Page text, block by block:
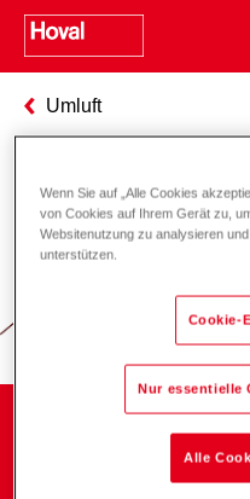
Umluft
Wenn Sie auf „Alle Cookies
von Cookies auf Ihrem Gerät zu,
Websitenutzung zu analysieren
unterstützen.
Cookie-
Nur essentielle
Alle